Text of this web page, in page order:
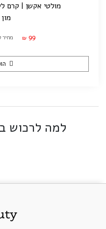
מולטי אקשן | קרם לשיער 12 ב-1
₪ 99 מחיר ל-100
למה לרכוש